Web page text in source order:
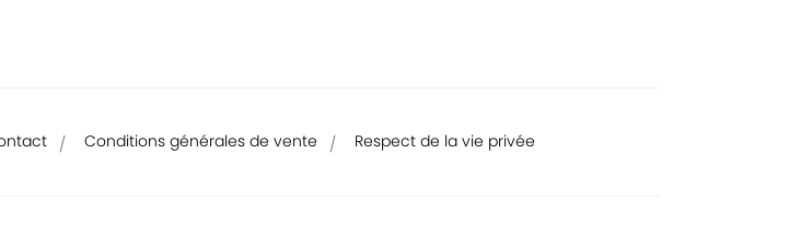
Conditions générales de vente Respect de la vie privée